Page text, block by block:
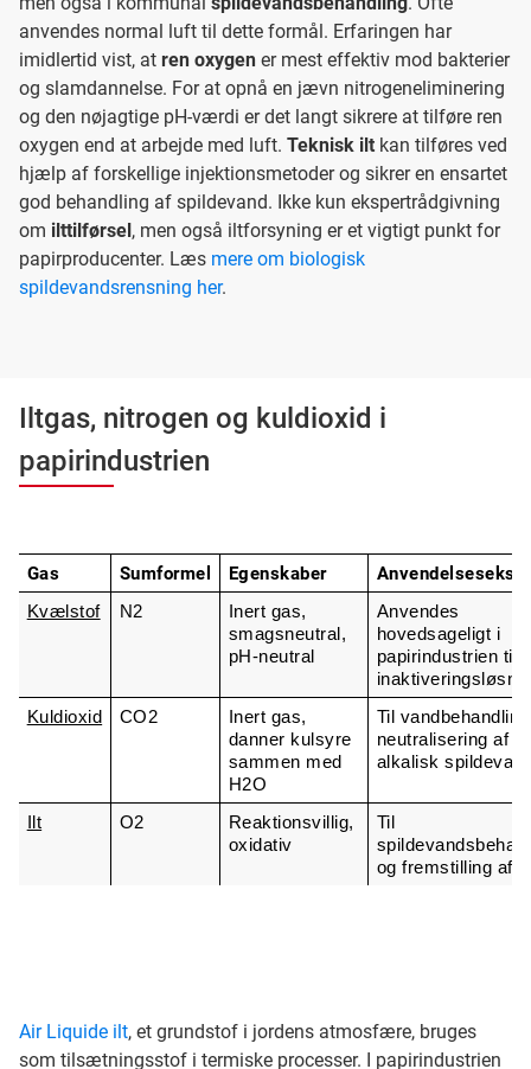
anvendes normal luft til dette formål. Erfaringen har
imidlertid vist, at ren oxygen er mest effektiv mod bakterier
og slamdannelse. For at opnå en jævn nitrogeneliminering
og den nøjagtige pH-værdi er det langt sikrere at tilføre ren
oxygen end at arbejde med luft. Teknisk ilt kan tilføres ved
hjælp af forskellige injektionsmetoder og sikrer en ensartet
god behandling af spildevand. Ikke kun ekspertrådgivning
om ilttilførsel, men også iltforsyning er et vigtigt punkt for
papirproducenter. Læs mere om biologisk
spildevandsrensning her.
Iltgas, nitrogen og kuldioxid i
papirindustrien
Gas Sumformel Egenskaber
Kvælstof N2
Inert gas,
smagsneutral,
pH-neutral
Anvendes
hovedsageligt i
papirindustrien til
Kuldioxid
CO2
Inert gas,
danner kulsyre
sammen med
H2O
Til
neutralisering af
alkalisk
Ilt O2
Reaktionsvillig,
oxidativ
Til
og fremstilling af
Air Liquide ilt, et grundstof i jordens atmosfære, bruges
som tilsætningsstof i termiske processer. I papirindustrien